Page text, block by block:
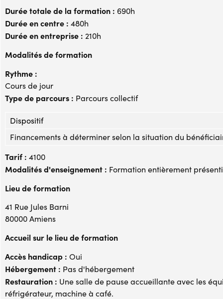
Durée totale de la formation : 690h
Durée en centre : 480h
Durée en entreprise : 210h
Modalités de formation
Rythme :
Cours de jour
Type de parcours : Parcours collectif
Dispositif
Financements à déterminer selon la situation du
Tarif : 4100
Modalités d'enseignement : Formation entièrement
Lieu de formation
41 Rue Jules Barni
80000 Amiens
Accueil sur le lieu de formation
Accès handicap : Oui
Hébergement : Pas d'hébergement
Restauration : Une salle de pause accueillante avec les
réfrigérateur, machine à café.